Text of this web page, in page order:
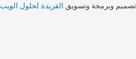
تصميم وبرمجة وتسويق الفريدة لحلول الويب